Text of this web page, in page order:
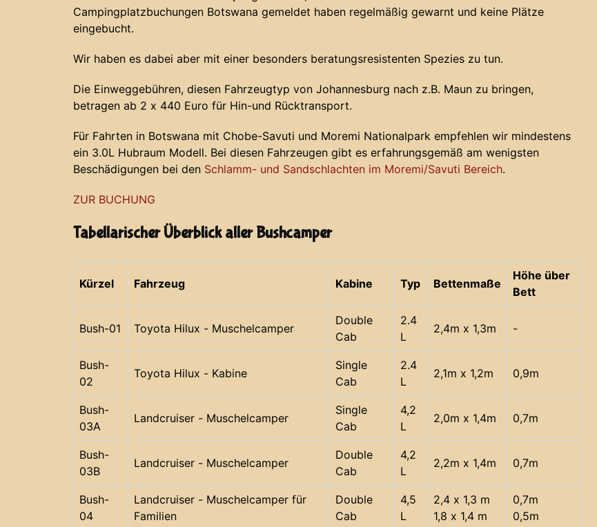
Campingplatzbuchungen Botswana gemeldet haben regelmäßig gewarnt und keine Plätze
eingebucht.
Wir haben es dabei aber mit einer besonders beratungsresistenten Spezies zu tun.
Die Einweggebühren, diesen Fahrzeugtyp von Johannesburg nach z.B. Maun zu bringen,
betragen ab 2 x 440 Euro für Hin-und Rücktransport.
Für Fahrten in Botswana mit Chobe-Savuti und Moremi Nationalpark empfehlen wir mindestens
ein 3.0L Hubraum Modell. Bei diesen Fahrzeugen gibt es erfahrungsgemäß am wenigsten
Beschädigungen bei den Schlamm- und Sandschlachten im Moremi/Savuti Bereich.
ZUR BUCHUNG
Tabellarischer Überblick aller Bushcamper
Kürzel Fahrzeug Kabine Typ Bettenmaße
Höhe über
Bett
Bush-01 Toyota Hilux - Muschelcamper
Double
Cab
2.4
L
2,4m x 1,3m -
Bush-
02
Toyota Hilux - Kabine
Single
Cab
2.4
L
2,1m x 1,2m 0,9m
Bush-
03A
Landcruiser - Muschelcamper
Single
Cab
4,2
L
2,0m x 1,4m 0,7m
Bush-
03B
Landcruiser - Muschelcamper
Double
Cab
4,2
L
2,2m x 1,4m 0,7m
Bush-
04
Landcruiser - Muschelcamper für
Familien
Double
Cab
4,5
L
2,4 x 1,3 m
1,8 x 1,4 m
0,7m
0,5m